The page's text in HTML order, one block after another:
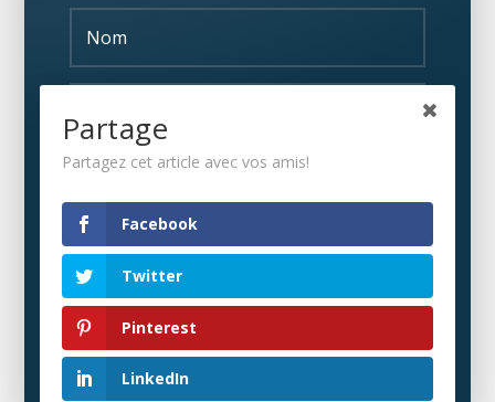
Partage
Partagez cet article avec vos amis!
Facebook
Twitter
Pinterest
LinkedIn